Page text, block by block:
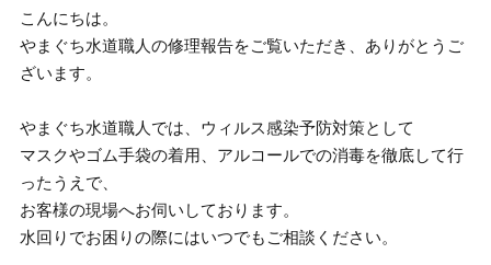
こんにちは。
やまぐち水道職人の修理報告をご覧いただき、ありがとうご
ざいます。
やまぐち水道職人では、ウィルス感染予防対策として
マスクやゴム手袋の着用、アルコールでの消毒を徹底して行
ったうえで、
お客様の現場へお伺いしております。
水回りでお困りの際にはいつでもご相談ください。